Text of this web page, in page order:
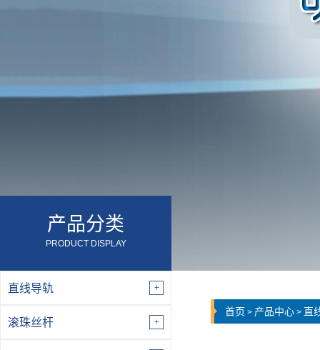
产品分类
PRODUCT DISPLAY
直线导轨
滚珠丝杆
首页 > 产品中心 > 直